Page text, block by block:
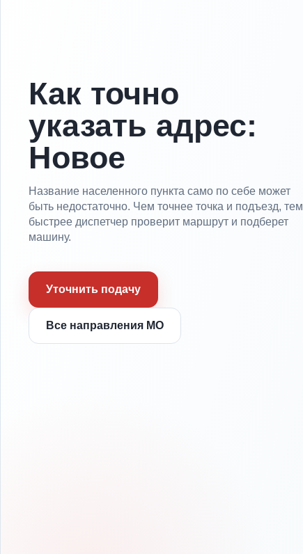
Как точно
указать адрес:
Новое
Название населенного пункта само по себе может
быть недостаточно. Чем точнее точка и подъезд, тем
быстрее диспетчер проверит маршрут и подберет
машину.
Уточнить подачу
Все направления МО